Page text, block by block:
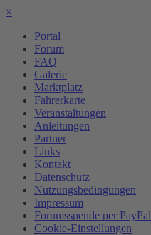
×
Portal
Forum
FAQ
Galerie
Marktplatz
Fahrerkarte
Veranstaltungen
Anleitungen
Partner
Links
Kontakt
Datenschutz
Nutzungsbedingungen
Impressum
Forumsspende per PayPal
Cookie-Einstellungen